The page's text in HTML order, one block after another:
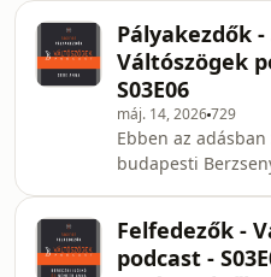
nehézségek
munkáját. Kidül az
kellett volna többet
egyetemen,
egy bullyinggal
miért is hasznos
Honlapunk:
Facebook
Pályakezdők
Váltószögek
S03E06
máj. 14, 2026729
Ebben az adásban
budapesti
nehézségek kísérik
munkáját.
Felfedezők -
podcast -